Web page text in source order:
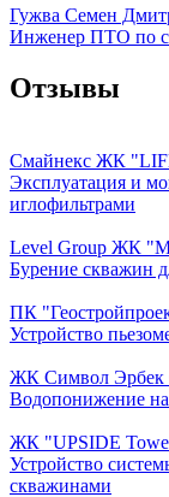
Гужва Семен
Инженер ПТО по
Отзывы
Смайнекс ЖК
Эксплуатация и
иглофильтрами
Level Group ЖК
Бурение скважин
ПК
Устройство
ЖК Символ Эрбек
Водопонижение на
ЖК "UPSIDE
Устройство
скважинами